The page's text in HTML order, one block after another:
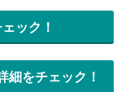
ック！
をチェック！